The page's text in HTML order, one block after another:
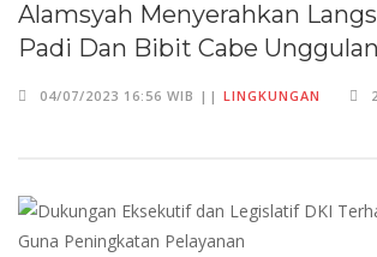
Alamsyah Menyerahkan
Padi Dan Bibit Cabe Unggulan
04/07/2023 16:56 WIB || LINGKUNGAN